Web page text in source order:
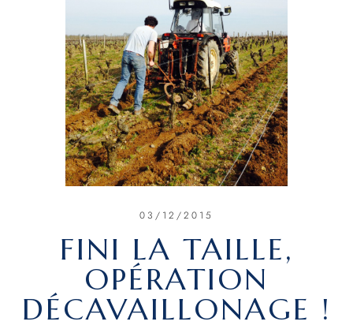
03/12/2015
FINI LA TAILLE,
OPÉRATION
DÉCAVAILLONAGE !